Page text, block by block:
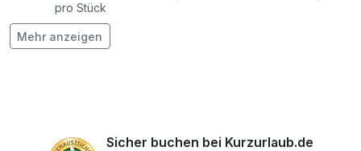
pro Stück
Mehr anzeigen
Sicher buchen bei Kurzurlaub.de